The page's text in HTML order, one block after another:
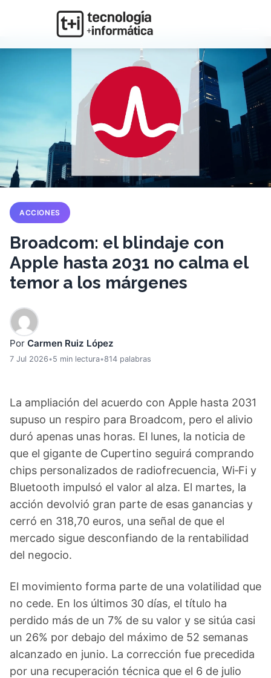
ACCIONES
Broadcom: el blindaje con
Apple hasta 2031 no calma el
temor a los márgenes
Por Carmen Ruiz López
7 Jul 2026•5 min lectura•814 palabras
La ampliación del acuerdo con Apple hasta 2031
supuso un respiro para Broadcom, pero el alivio
duró apenas unas horas. El lunes, la noticia de
que el gigante de Cupertino seguirá comprando
chips personalizados de radiofrecuencia, Wi‑Fi y
Bluetooth impulsó el valor al alza. El martes, la
acción devolvió gran parte de esas ganancias y
cerró en 318,70 euros, una señal de que el
mercado sigue desconfiando de la rentabilidad
del negocio.
El movimiento forma parte de una volatilidad que
no cede. En los últimos 30 días, el título ha
perdido más de un 7% de su valor y se sitúa casi
un 26% por debajo del máximo de 52 semanas
alcanzado en junio. La corrección fue precedida
por una recuperación técnica que el 6 de julio